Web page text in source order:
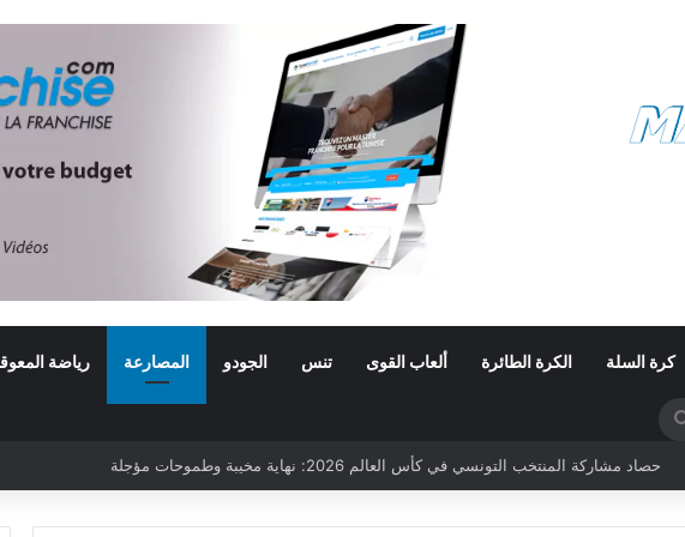
كرة السلة الكرة الطائرة ألعاب القوى تنس الجودو المصارعة رياضة
عن